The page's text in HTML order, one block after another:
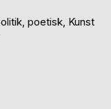
poetisk, Kunst